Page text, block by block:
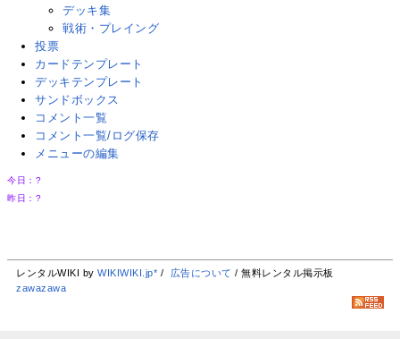
デッキ集
戦術・プレイング
投票
カードテンプレート
デッキテンプレート
サンドボックス
コメント一覧
コメント一覧/ログ保存
メニューの編集
今日： ?
昨日： ?
レンタルWIKI byWIKIWIKI.jp* / 広告について / 無料レンタル掲示板
zawazawa